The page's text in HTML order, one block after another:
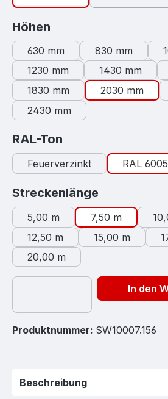
Höhen
630 mm 830 mm
1230 mm
1430 mm
1830 mm
2030 mm
2430 mm
RAL-Ton
Feuerverzinkt RAL 6005
Streckenlänge
5,00 m 7,50 m
12,50 m
15,00 m
20,00 m
In den
Produktnummer: SW10007.156
Beschreibung